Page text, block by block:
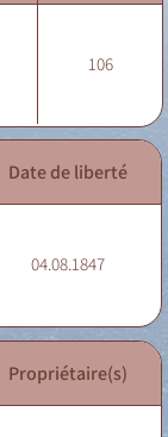
106
Date de liberté
04.08.1847
Propriétaire(s)